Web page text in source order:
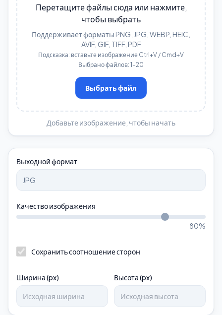
Перетащите файлы сюда или нажмите,
чтобы выбрать
Поддерживает форматы PNG, JPG, WEBP, HEIC,
AVIF, GIF, TIFF, PDF
Подсказка: вставьте изображение Ctrl+V / Cmd+V
Выбрано файлов: 1–20
Выбрать файл
Добавьте изображение, чтобы начать
Выходной формат
Качество изображения
80%
Сохранить соотношение сторон
Ширина (px) Высота (px)